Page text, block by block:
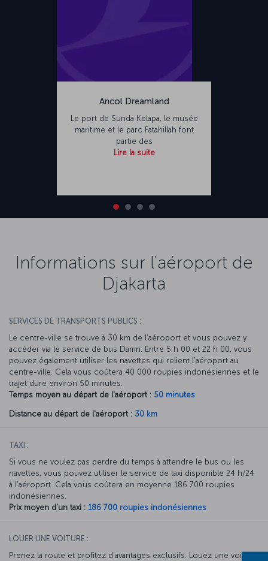
Ancol Dreamland
Le port de Sunda Kelapa, le musée
maritime et le parc Fatahillah font
partie des
Lire la suite
Informations sur l'aéroport de
Djakarta
SERVICES DE TRANSPORTS PUBLICS :
Le centre-ville se trouve à 30 km de l'aéroport et vous pouvez y
accéder via le service de bus Damri. Entre 5 h 00 et 22 h 00, vous
pouvez également utiliser les navettes qui relient l'aéroport au
centre-ville. Cela vous coûtera 40 000 roupies indonésiennes et le
trajet dure environ 50 minutes.
Temps moyen au départ de l'aéroport : 50 minutes
Distance au départ de l'aéroport : 30 km
TAXI :
Si vous ne voulez pas perdre du temps à attendre le bus ou les
navettes, vous pouvez utiliser le service de taxi disponible 24 h/24
à l'aéroport. Cela vous coûtera en moyenne 186 700 roupies
indonésiennes.
Prix moyen d'un taxi : 186 700 roupies indonésiennes
LOUER UNE VOITURE :
Prenez la route et profitez d’avantages exclusifs. Louez une voiture